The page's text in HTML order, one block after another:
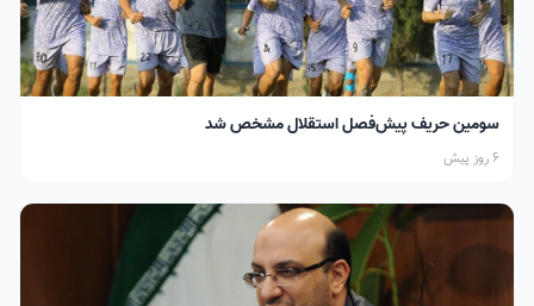
سومین حریف پیش‌فصل استقلال مشخص شد
6 روز پیش